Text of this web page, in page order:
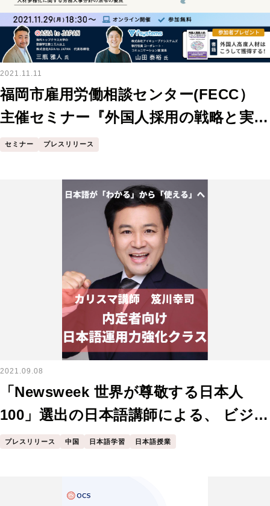
2021.11.11
福岡市雇用労働相談センター(FECC）
主催セミナー『外国人採用の戦略と実
務』
セミナー プレスリリース
2021.09.08
「Newsweek 世界が尊敬する日本人
100」選出の日本語講師による、 ビジネ
ス日本語クラス
プレスリリース 中国 日本語学習 日本語授業